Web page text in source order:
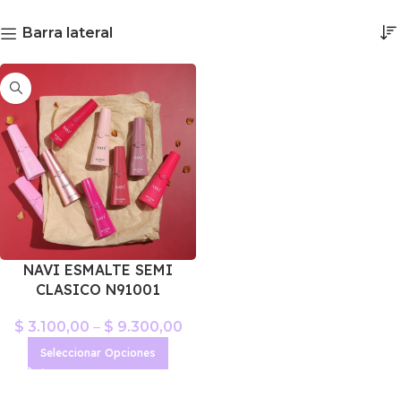
Barra lateral
NAVI ESMALTE SEMI
CLASICO N91001
$ 3.100,00 – $ 9.300,00
Seleccionar Opciones